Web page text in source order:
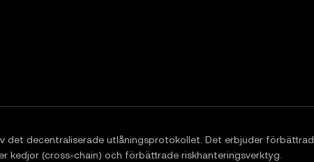
det decentraliserade utlåningsprotokollet. Det erbjuder förbättrad
kedjor (cross-chain) och förbättrade riskhanteringsverktyg.